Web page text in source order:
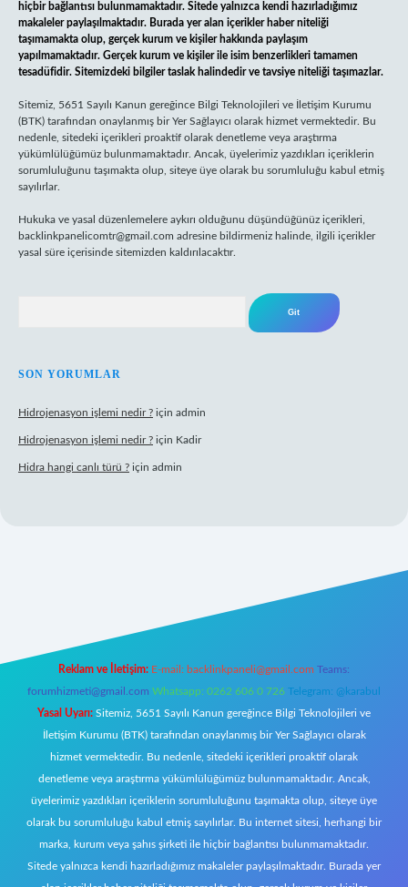
hiçbir bağlantısı bulunmamaktadır. Sitede yalnızca kendi hazırladığımız
makaleler paylaşılmaktadır. Burada yer alan içerikler haber niteliği
taşımamakta olup, gerçek kurum ve kişiler hakkında paylaşım
yapılmamaktadır. Gerçek kurum ve kişiler ile isim benzerlikleri tamamen
tesadüfidir. Sitemizdeki bilgiler taslak halindedir ve tavsiye niteliği taşımazlar.
Sitemiz, 5651 Sayılı Kanun gereğince Bilgi Teknolojileri ve İletişim Kurumu
(BTK) tarafından onaylanmış bir Yer Sağlayıcı olarak hizmet vermektedir. Bu
nedenle, sitedeki içerikleri proaktif olarak denetleme veya araştırma
yükümlülüğümüz bulunmamaktadır. Ancak, üyelerimiz yazdıkları içeriklerin
sorumluluğunu taşımakta olup, siteye üye olarak bu sorumluluğu kabul etmiş
sayılırlar.
Hukuka ve yasal düzenlemelere aykırı olduğunu düşündüğünüz içerikleri,
backlinkpanelicomtr@gmail.com adresine bildirmeniz halinde, ilgili içerikler
yasal süre içerisinde sitemizden kaldırılacaktır.
SON YORUMLAR
Hidrojenasyon işlemi nedir ? için admin
Hidrojenasyon işlemi nedir ? için Kadir
Hidra hangi canlı türü ? için admin
Reklam ve İletişim: E-mail: backlinkpaneli@gmail.com Teams:
forumhizmeti@gmail.com Whatsapp: 0262 606 0 726 Telegram: @karabul
Yasal Uyarı: Sitemiz, 5651 Sayılı Kanun gereğince Bilgi Teknolojileri ve
İletişim Kurumu (BTK) tarafından onaylanmış bir Yer Sağlayıcı olarak
hizmet vermektedir. Bu nedenle, sitedeki içerikleri proaktif olarak
denetleme veya araştırma yükümlülüğümüz bulunmamaktadır. Ancak,
üyelerimiz yazdıkları içeriklerin sorumluluğunu taşımakta olup, siteye üye
olarak bu sorumluluğu kabul etmiş sayılırlar. Bu internet sitesi, herhangi bir
marka, kurum veya şahıs şirketi ile hiçbir bağlantısı bulunmamaktadır.
Sitede yalnızca kendi hazırladığımız makaleler paylaşılmaktadır. Burada yer